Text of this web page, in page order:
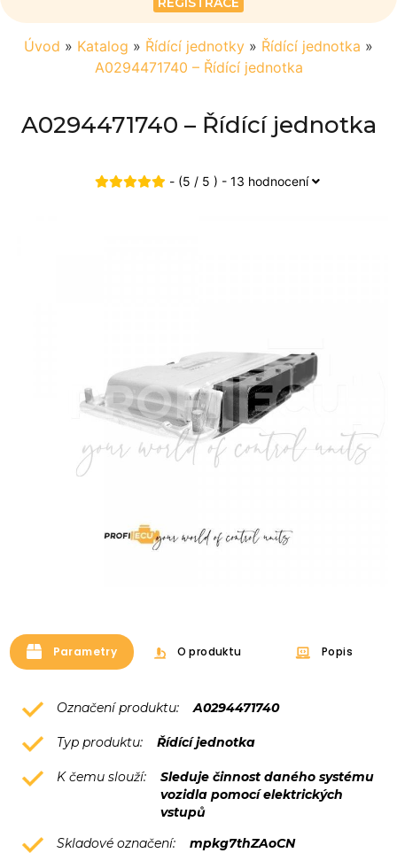
Úvod » Katalog » Řídící jednotky » Řídící jednotka »
A0294471740 – Řídící jednotka
A0294471740 – Řídící jednotka
- (5 / 5 ) - 13 hodnocení
Parametry O produktu Popis
Označení produktu: A0294471740
Typ produktu: Řídící jednotka
K čemu slouží:
Sleduje činnost daného systému
vozidla pomocí elektrických
vstupů
Skladové označení:
mpkg7thZAoCN